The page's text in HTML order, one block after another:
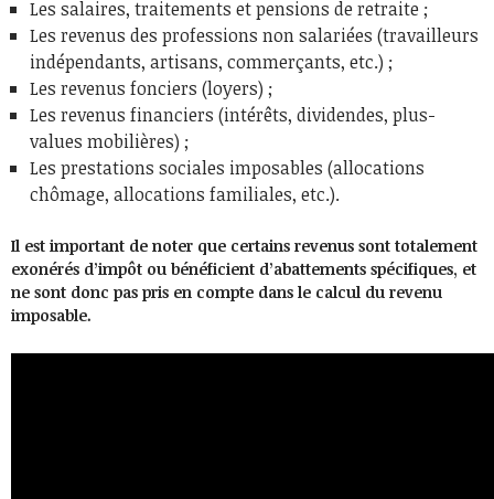
Les salaires, traitements et pensions de retraite ;
Les revenus des professions non salariées (travailleurs
indépendants, artisans, commerçants, etc.) ;
Les revenus fonciers (loyers) ;
Les revenus financiers (intérêts, dividendes, plus-
values mobilières) ;
Les prestations sociales imposables (allocations
chômage, allocations familiales, etc.).
Il est important de noter que certains revenus sont totalement
exonérés d’impôt ou bénéficient d’abattements spécifiques, et
ne sont donc pas pris en compte dans le calcul du revenu
imposable.